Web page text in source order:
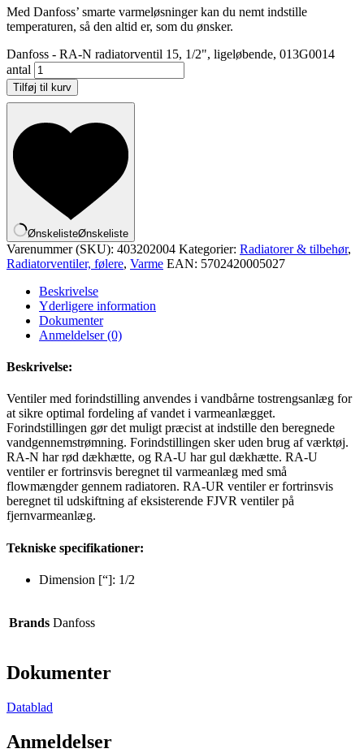
Med Danfoss’ smarte varmeløsninger kan du nemt indstille
temperaturen, så den altid er, som du ønsker.
Danfoss - RA-N radiatorventil 15, 1/2", ligeløbende, 013G0014
antal
Tilføj til kurv
ØnskelisteØnskeliste
Varenummer (SKU): 403202004 Kategorier: Radiatorer & tilbehør,
Radiatorventiler, følere, Varme EAN: 5702420005027
Beskrivelse
Yderligere information
Dokumenter
Anmeldelser (0)
Beskrivelse:
Ventiler med forindstilling anvendes i vandbårne tostrengsanlæg for
at sikre optimal fordeling af vandet i varmeanlægget.
Forindstillingen gør det muligt præcist at indstille den beregnede
vandgennemstrømning. Forindstillingen sker uden brug af værktøj.
RA-N har rød dækhætte, og RA-U har gul dækhætte. RA-U
ventiler er fortrinsvis beregnet til varmeanlæg med små
flowmængder gennem radiatoren. RA-UR ventiler er fortrinsvis
beregnet til udskiftning af eksisterende FJVR ventiler på
fjernvarmeanlæg.
Tekniske specifikationer:
Dimension [“]: 1/2
Brands Danfoss
Dokumenter
Datablad
Anmeldelser